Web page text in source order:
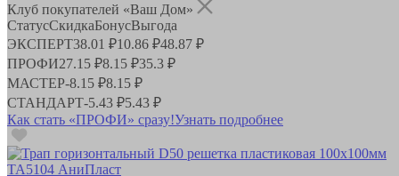
Клуб покупателей «Ваш Дом»
СтатусСкидкаБонусВыгода
ЭКСПЕРТ38.01 ₽10.86 ₽48.87 ₽
ПРОФИ27.15 ₽8.15 ₽35.3 ₽
МАСТЕР-8.15 ₽8.15 ₽
СТАНДАРТ-5.43 ₽5.43 ₽
Как стать «ПРОФИ» сразу!Узнать подробнее